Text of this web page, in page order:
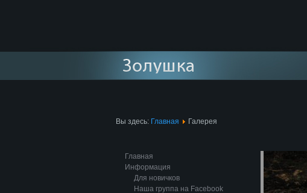
Вы здесь: Главная Галерея
Главная
Информация
Для новичков
Наша группа на Facebook